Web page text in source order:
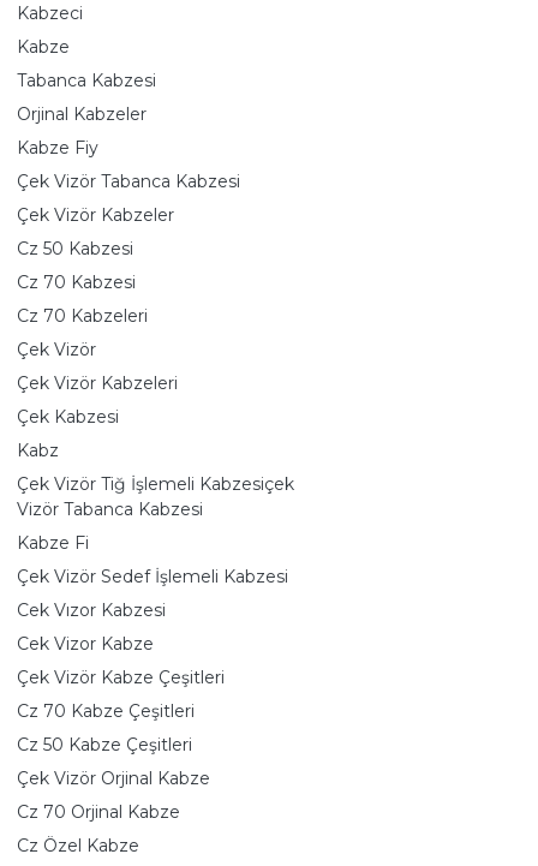
Kabzeci
Kabze
Tabanca Kabzesi
Orjinal Kabzeler
Kabze Fiy
Çek Vizör Tabanca Kabzesi
Çek Vizör Kabzeler
Cz 50 Kabzesi
Cz 70 Kabzesi
Cz 70 Kabzeleri
Çek Vizör
Çek Vizör Kabzeleri
Çek Kabzesi
Kabz
Çek Vizör Tiğ İşlemeli Kabzesiçek
Vizör Tabanca Kabzesi
Kabze Fi
Çek Vizör Sedef İşlemeli Kabzesi
Cek Vızor Kabzesi
Cek Vizor Kabze
Çek Vizör Kabze Çeşitleri
Cz 70 Kabze Çeşitleri
Cz 50 Kabze Çeşitleri
Çek Vizör Orjinal Kabze
Cz 70 Orjinal Kabze
Cz Özel Kabze